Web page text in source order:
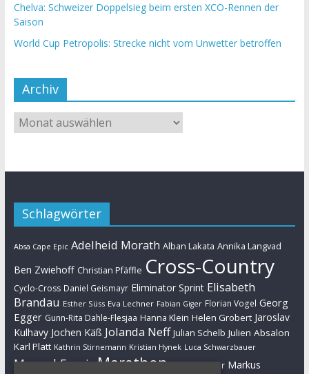
Chelva: Schweizer Doppelsieg beim ersten XCO-Rennen der
Saison
World Cup Petropolis: Strecke nicht vom Unwetter betroffen
Archiv
Schlagwörter
Absa Cape Epic Adelheid Morath Alban Lakata Annika Langvad
Ben Zwiehoff Christian Pfäffle Cross-Country
Cyclo-Cross Daniel Geismayr Eliminator Sprint Elisabeth
Brandau Esther Süss Eva Lechner Fabian Giger Florian Vogel Georg
Egger Gunn-Rita Dahle-Flesjaa Hanna Klein Helen Grobert Jaroslav
Kulhavy Jochen Käß Jolanda Neff Julian Schelb Julien Absalon
Karl Platt Kathrin Stirnemann Kristian Hynek Luca Schwarzbauer
Manuel FumicMarathon Markus Bauer Markus